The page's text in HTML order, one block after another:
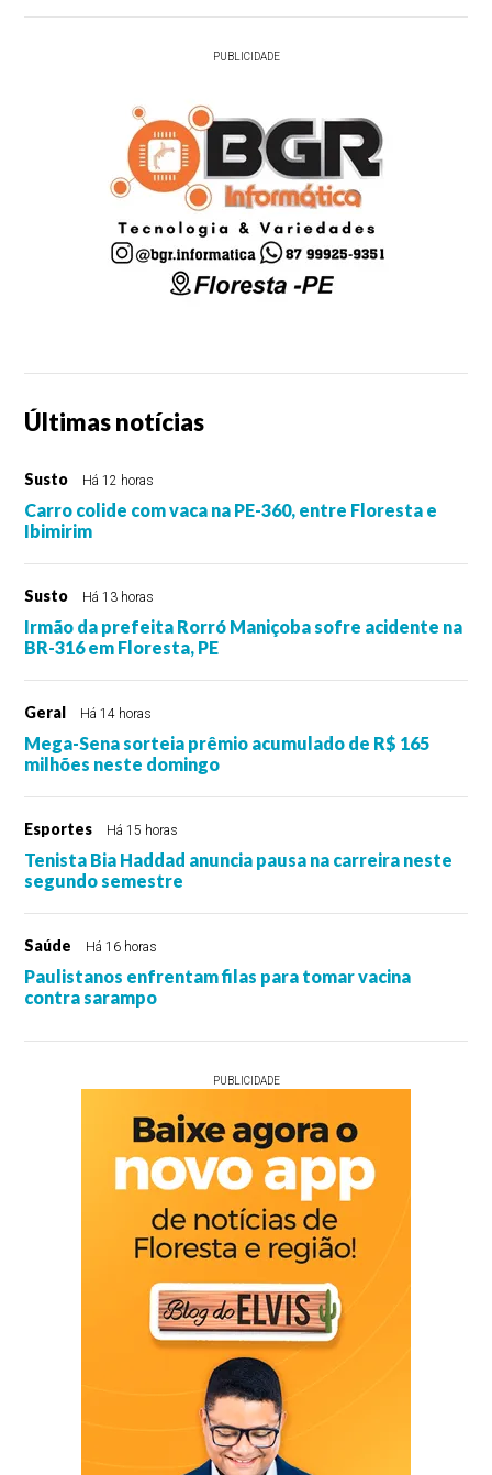
PUBLICIDADE
Últimas notícias
Susto Há 12 horas
Carro colide com vaca na PE-360, entre Floresta e
Ibimirim
Susto Há 13 horas
Irmão da prefeita Rorró Maniçoba sofre acidente na
BR-316 em Floresta, PE
Geral Há 14 horas
Mega-Sena sorteia prêmio acumulado de R$ 165
milhões neste domingo
Esportes Há 15 horas
Tenista Bia Haddad anuncia pausa na carreira neste
segundo semestre
Saúde Há 16 horas
Paulistanos enfrentam filas para tomar vacina
contra sarampo
PUBLICIDADE